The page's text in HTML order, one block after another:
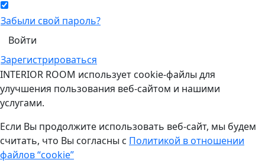
Забыли свой пароль?
Зарегистрироваться
INTERIOR ROOM использует cookie-файлы для
улучшения пользования веб-сайтом и нашими
услугами.
Если Вы продолжите использовать веб-сайт, мы будем
считать, что Вы согласны с Политикой в отношении
файлов “cookie”